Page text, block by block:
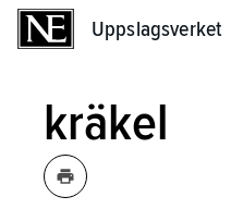
Uppslagsverket
kräkel